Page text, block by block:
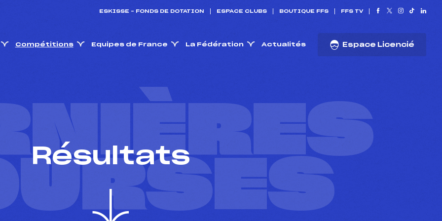
ESKISSE – FONDS DE DOTATION ESPACE CLUBS BOUTIQUE FFS FFS TV
Compétitions Equipes de France La Fédération Actualités Espace Licencié
Résultats